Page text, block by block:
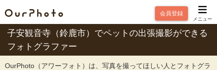
会員登録
メニュー
子安観音寺（鈴鹿市）でペットの出張撮影ができる
フォトグラファー
OurPhoto（アワーフォト）は、写真を撮ってほしい人とフォトグラ